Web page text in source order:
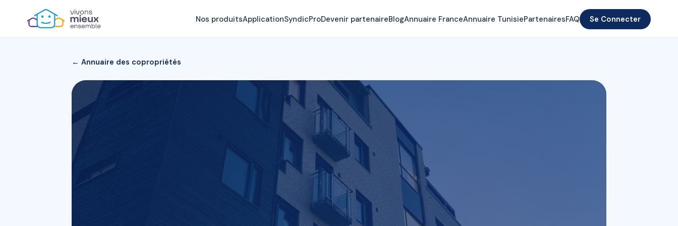
Nos produitsApplicationSyndicProDevenir partenaireBlogAnnuaire FranceAnnuaire TunisiePartenairesFAQ Se Connecter
← Annuaire des copropriétés